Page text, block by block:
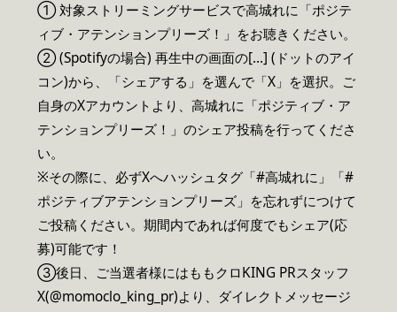
① 対象ストリーミングサービスで高城れに「ポジテ
ィブ・アテンションプリーズ！」をお聴きください。
② (Spotifyの場合) 再生中の画面の[…] (ドットのアイ
コン)から、「シェアする」を選んで「X」を選択。ご
自身のXアカウントより、高城れに「ポジティブ・ア
テンションプリーズ！」のシェア投稿を行ってくださ
い。
※その際に、必ずXへハッシュタグ「#高城れに」「#
ポジティブアテンションプリーズ」を忘れずにつけて
ご投稿ください。期間内であれば何度でもシェア(応
募)可能です！
③後日、ご当選者様にはももクロKING PRスタッフ
X(@momoclo_king_pr)より、ダイレクトメッセージ